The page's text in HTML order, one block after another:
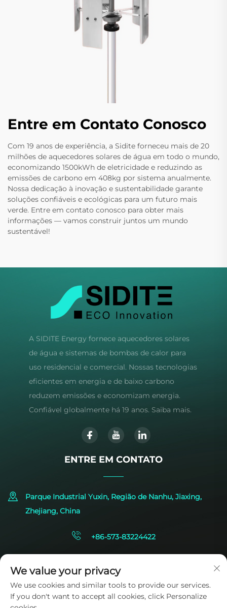
Entre em Contato Conosco
Com 19 anos de experiência, a Sidite forneceu mais de 20
milhões de aquecedores solares de água em todo o mundo,
economizando 1500kWh de eletricidade e reduzindo as
emissões de carbono em 408kg por sistema anualmente.
Nossa dedicação à inovação e sustentabilidade garante
soluções confiáveis e ecológicas para um futuro mais
verde. Entre em contato conosco para obter mais
informações — vamos construir juntos um mundo
sustentável!
A SIDITE Energy fornece aquecedores solares
de água e sistemas de bombas de calor para
uso residencial e comercial. Nossas tecnologias
eficientes em energia e de baixo carbono
reduzem emissões e economizam energia.
Confiável globalmente há 19 anos. Saiba mais.
ENTRE EM CONTATO
Parque Industrial Yuxin, Região de Nanhu, Jiaxing,
Zhejiang, China
+86-573-83224422
We value your privacy
We use cookies and similar tools to provide our services.
If you don't want to accept all cookies, click Personalize